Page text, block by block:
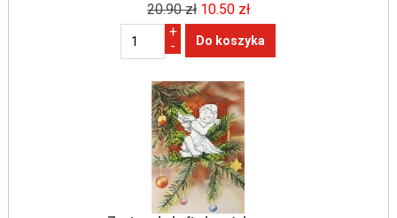
20.90 zł 10.50 zł
+
-